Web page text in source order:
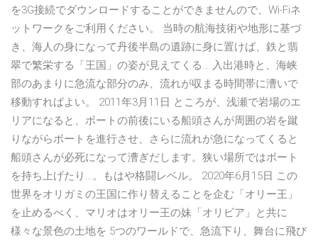
を3G接続でダウンロードすることができませんので、Wi-Fiネ
ットワークをご利用ください。 当時の航海技術や地形に基づ
き、海人の身になって丹後半島の遺跡に身に置けば、鉄と翡
翠で繁栄する「王国」の姿が見えてくる… 入出港時と、海峡
部のあまりに急流な部分のみ、流れが収まる時間帯に漕いで
移動すればよい。 2011年3月11日 ところが、浅瀬で岩場のエ
リアになると、ボートの前後にいる船頭さんが周囲の岩を蹴
りながらボートを進行させ、さらに流れが急になってくると
船頭さんが必死になって漕ぎだします。狭い場所ではボート
を持ち上げたり…。もはや格闘レベル。 2020年6月15日 この
世界をオリガミの王国に作り替えることを企む「オリー王」
を止めるべく、マリオはオリー王の妹「オリビア」と共に
様々な景色の土地を 5つのワールドで、急流下り、舞台に飛び